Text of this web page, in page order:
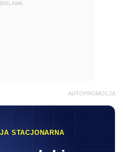
AUTOPROMOCJA
STACJONARNA